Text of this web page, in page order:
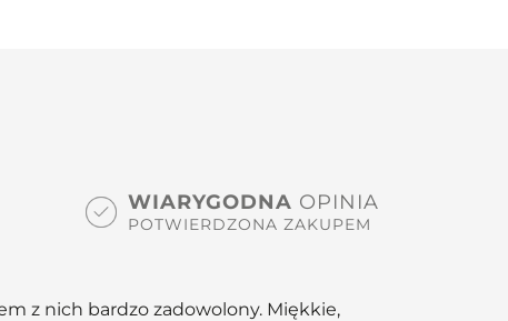
WIARYGODNA OPINIA
POTWIERDZONA ZAKUPEM
z nich bardzo zadowolony. Miękkie,